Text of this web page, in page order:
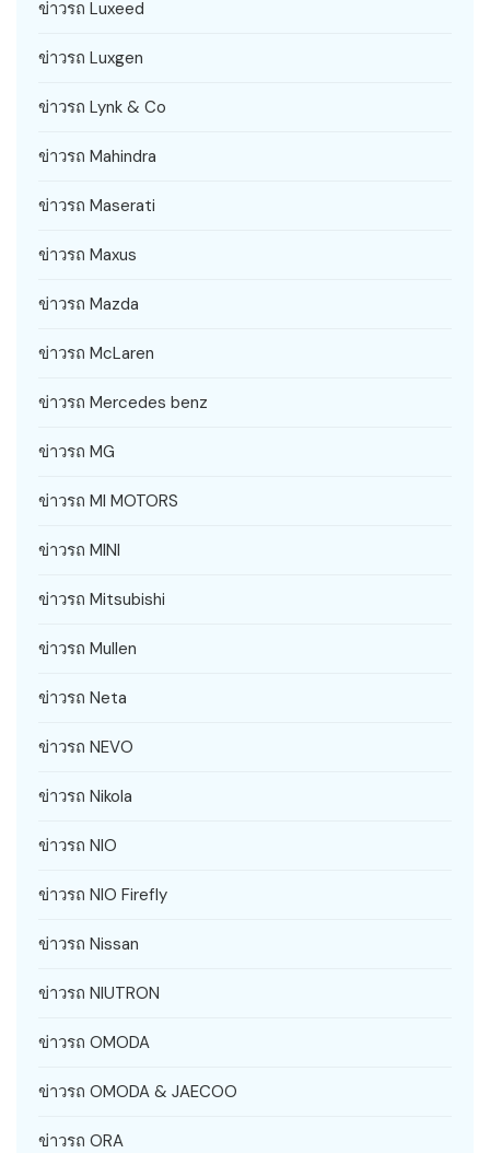
ข่าวรถ Luxeed
ข่าวรถ Luxgen
ข่าวรถ Lynk & Co
ข่าวรถ Mahindra
ข่าวรถ Maserati
ข่าวรถ Maxus
ข่าวรถ Mazda
ข่าวรถ McLaren
ข่าวรถ Mercedes benz
ข่าวรถ MG
ข่าวรถ MI MOTORS
ข่าวรถ MINI
ข่าวรถ Mitsubishi
ข่าวรถ Mullen
ข่าวรถ Neta
ข่าวรถ NEVO
ข่าวรถ Nikola
ข่าวรถ NIO
ข่าวรถ NIO Firefly
ข่าวรถ Nissan
ข่าวรถ NIUTRON
ข่าวรถ OMODA
ข่าวรถ OMODA & JAECOO
ข่าวรถ ORA